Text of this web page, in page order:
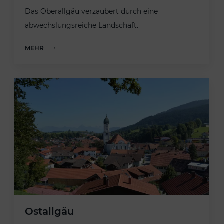
Das Oberallgäu verzaubert durch eine
abwechslungsreiche Landschaft.
MEHR
Ostallgäu